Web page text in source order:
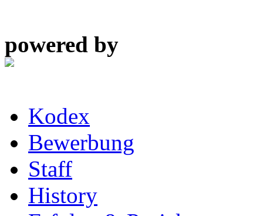
powered by
Kodex
Bewerbung
Staff
History